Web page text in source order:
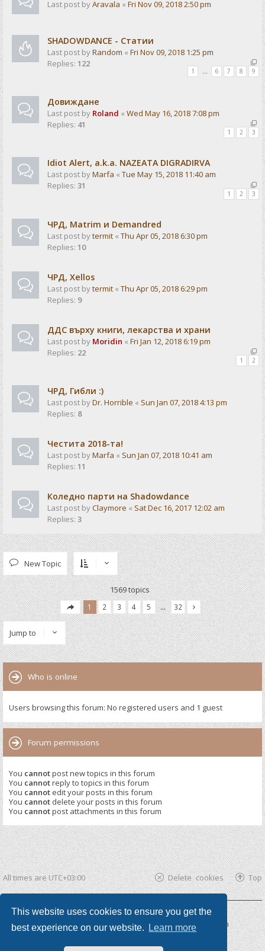
This website uses cookies to ensure you get the
best experience on our website.
Learn more
Last post byAravala « Fri Nov 09, 2018 2:50 pm
SHADOWDANCE - Статии
Last post byRandom « Fri Nov 09, 2018 1:25 pm
Replies: 122
1 … 6 7 8 9
Довиждане
Last post by Roland « Wed May 16, 2018 7:08 pm
Replies: 41
1 2 3
Idiot Alert, a.k.a. NAZEATA DIGRADIRVA
Last post byMarfa « Tue May 15, 2018 11:40 am
Replies: 31
1 2 3
ЧРД, Matrim и Demandred
Last post bytermit « Thu Apr 05, 2018 6:30 pm
Replies: 10
ЧРД, Xellos
Last post bytermit « Thu Apr 05, 2018 6:29 pm
Replies: 9
ДДС върху книги, лекарства и храни
Last post by Moridin « Fri Jan 12, 2018 6:19 pm
Replies: 22
1 2
ЧРД, Гибли :)
Last post byDr. Horrible « Sun Jan 07, 2018 4:13 pm
Replies: 8
Честита 2018-та!
Last post byMarfa « Sun Jan 07, 2018 10:41 am
Replies: 11
Коледно парти на Shadowdance
Last post byClaymore « Sat Dec 16, 2017 12:02 am
Replies: 3
New Topic
1569 topics
1 2 3 4 5 … 32
Jump to
Who is online
Users browsing this forum: No registered users and 1 guest
Forum permissions
You cannotpost new topics in this forum
You cannotreply to topics in this forum
You cannot edit your posts in this forum
You cannot delete your posts in this forum
You cannotpost attachments in this forum
All times areUTC+03:00 Top
Delete cookies
Powered by phpBB ®| phpBB3 theme byKomiDesign